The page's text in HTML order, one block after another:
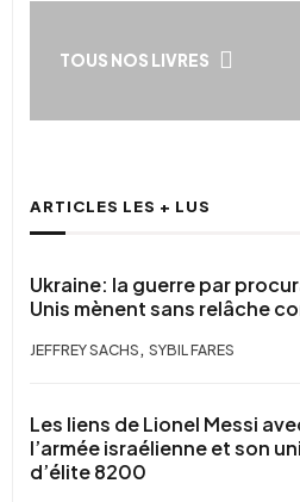
TOUS NOS LIVRES
ARTICLES LES + LUS
Ukraine: la guerre par
Unis mènent sans relâche
JEFFREY SACHS , SYBIL FARES
Les liens de Lionel Messi
l’armée israélienne et son
d’élite 8200